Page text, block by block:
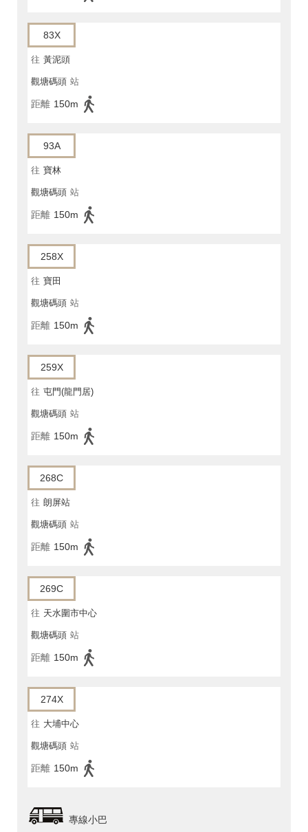
83X
往 黃泥頭
觀塘碼頭 站
距離 150m
93A
往 寶林
觀塘碼頭 站
距離 150m
258X
往 寶田
觀塘碼頭 站
距離 150m
259X
往 屯門(龍門居)
觀塘碼頭 站
距離 150m
268C
往 朗屏站
觀塘碼頭 站
距離 150m
269C
往 天水圍市中心
觀塘碼頭 站
距離 150m
274X
往 大埔中心
觀塘碼頭 站
距離 150m
專線小巴